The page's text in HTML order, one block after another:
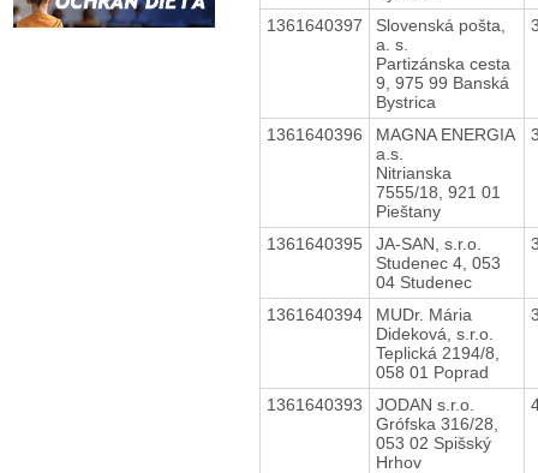
1361640397
Slovenská pošta,
a. s.
Partizánska cesta
9, 975 99 Banská
Bystrica
1361640396
MAGNA ENERGIA
a.s.
Nitrianska
7555/18, 921 01
Pieštany
1361640395
JA-SAN, s.r.o.
Studenec 4, 053
04 Studenec
1361640394
MUDr. Mária
Dideková, s.r.o.
Teplická 2194/8,
058 01 Poprad
1361640393
JODAN s.r.o.
Grófska 316/28,
053 02 Spišský
Hrhov